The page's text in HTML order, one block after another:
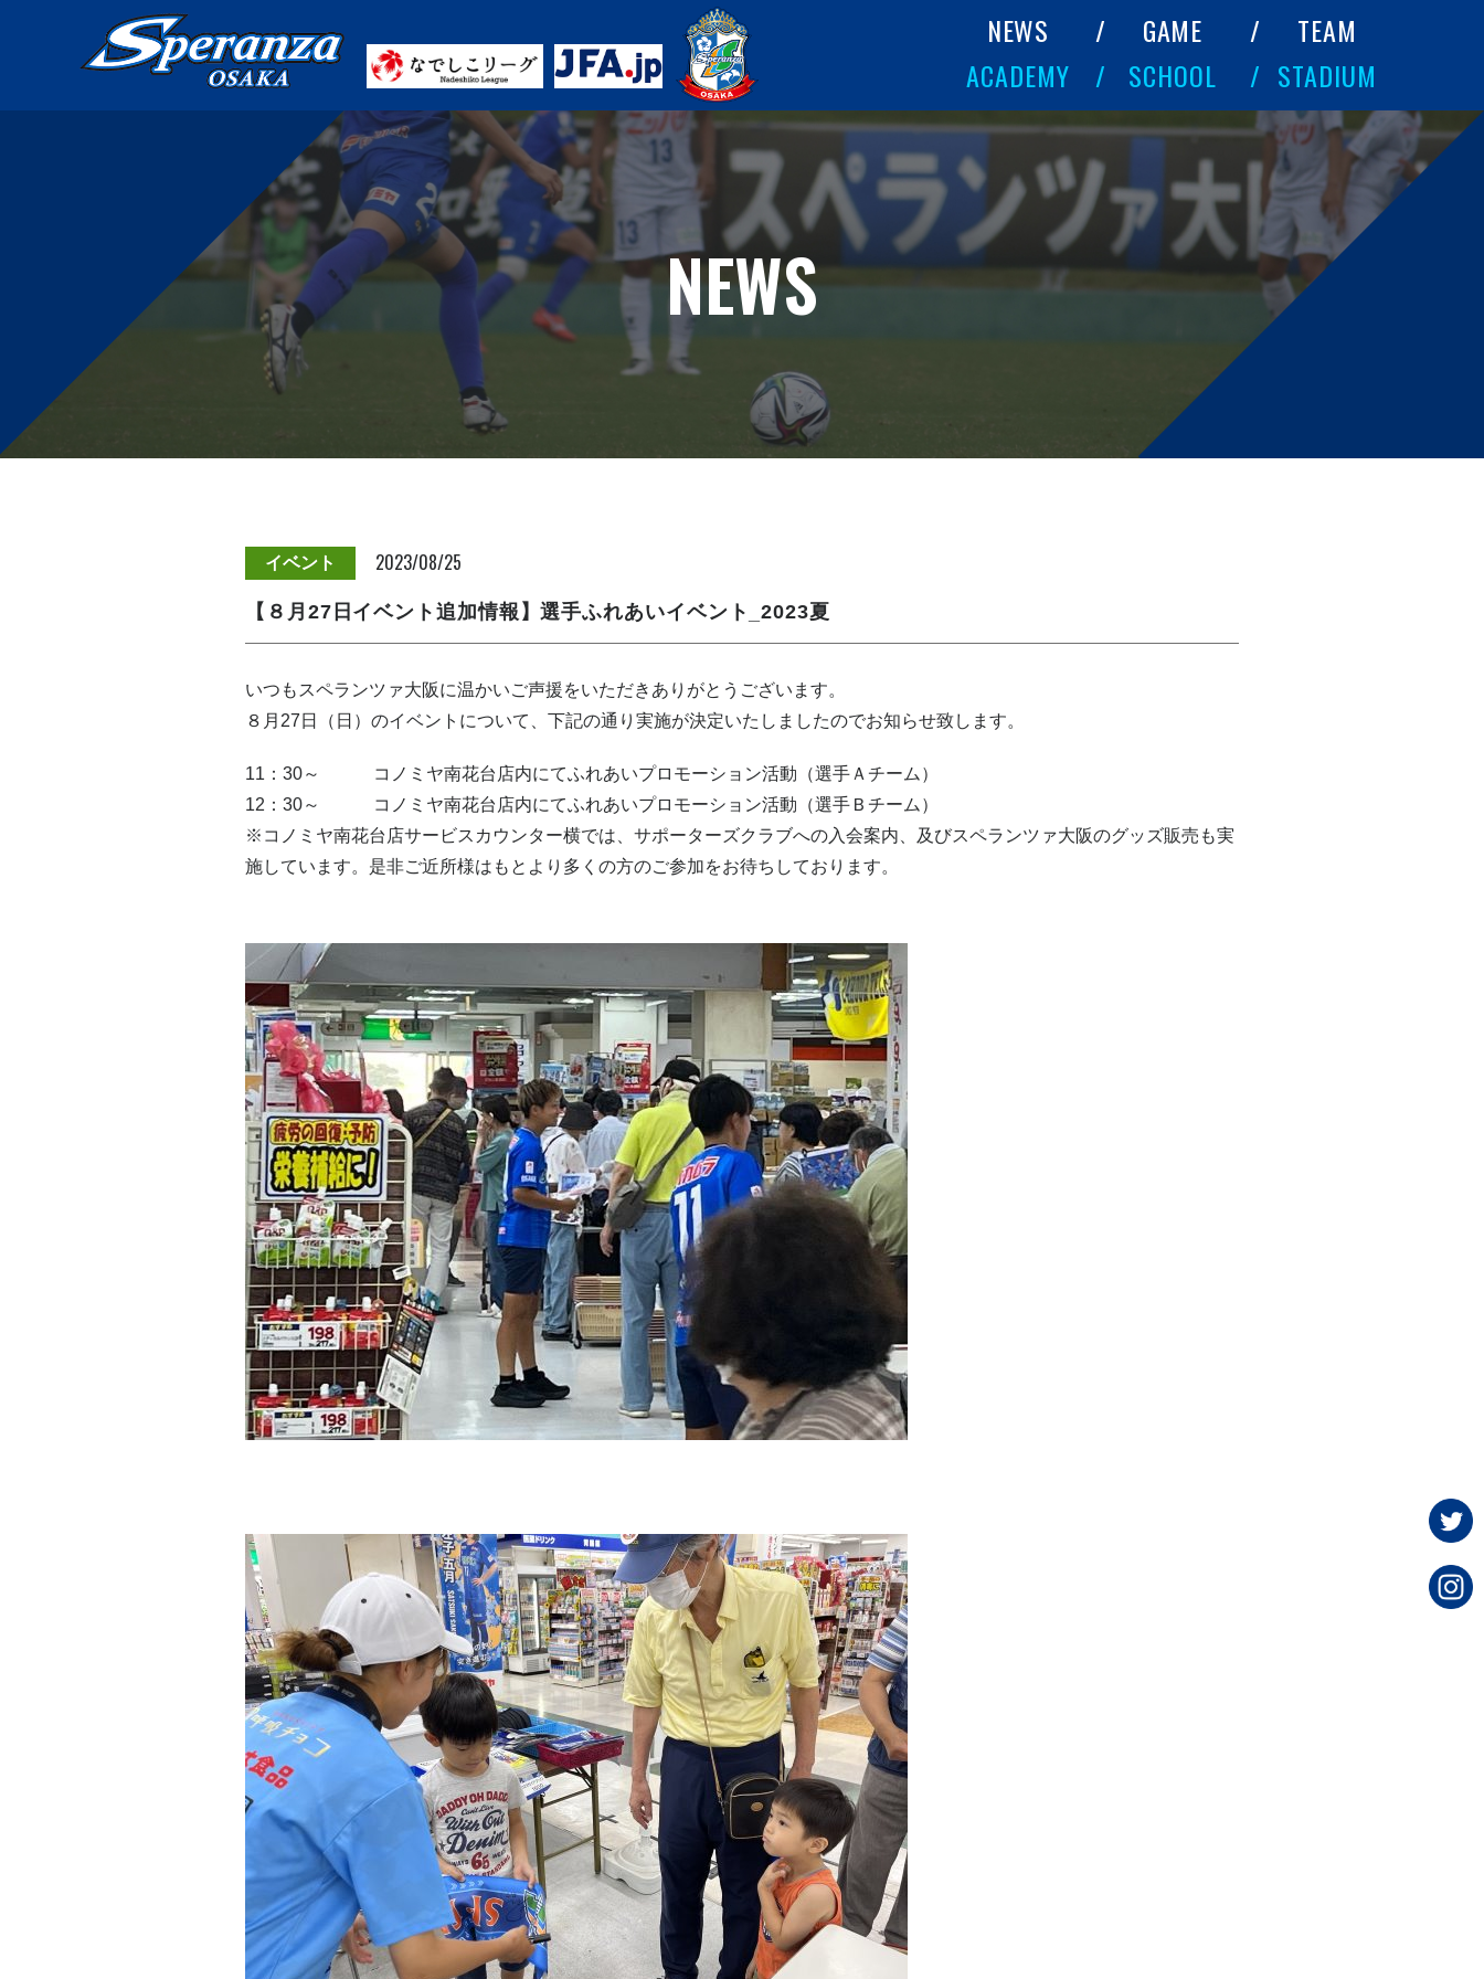
NEWS GAME
TEAM
ACADEMY
SCHOOL STADIUM
NEWS
イベント 2023/08/25
【８月27日イベント追加情報】選手ふれあいイベント_2023夏
いつもスペランツァ大阪に温かいご声援をいただきありがとうございます。
８月27日（日）のイベントについて、下記の通り実施が決定いたしましたのでお知らせ致します。
11：30～ コノミヤ南花台店内にてふれあいプロモーション活動（選手Ａチーム）
12：30～ コノミヤ南花台店内にてふれあいプロモーション活動（選手Ｂチーム）
※コノミヤ南花台店サービスカウンター横では、サポーターズクラブへの入会案内、及びスペランツァ大阪のグッズ販売も実
施しています。是非ご近所様はもとより多くの方のご参加をお待ちしております。